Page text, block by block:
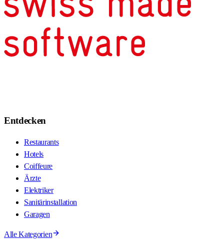
Entdecken
Restaurants
Hotels
Coiffeure
Ärzte
Elektriker
Sanitärinstallation
Garagen
Alle Kategorien